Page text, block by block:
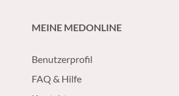
MEINE MEDONLINE
Benutzerprofil
FAQ & Hilfe